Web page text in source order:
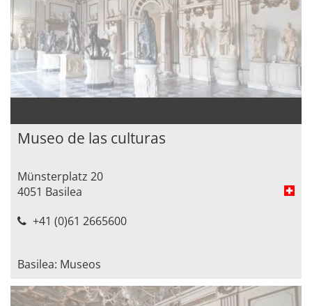
Museo de las culturas
Münsterplatz 20
4051 Basilea
+41 (0)61 2665600
Basilea: Museos